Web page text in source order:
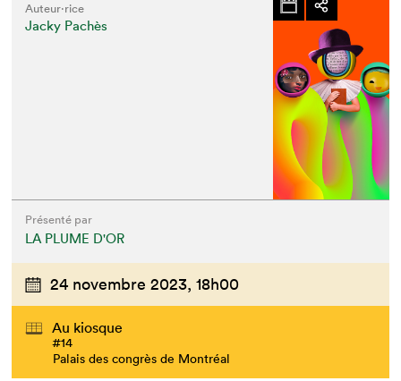
Auteur·rice
Jacky Pachès
Présenté par
LA PLUME D'OR
24 novembre 2023, 18h00
Au kiosque
#14
Palais des congrès de Montréal